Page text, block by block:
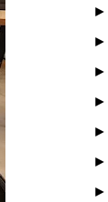
►
►
►
►
►
►
►